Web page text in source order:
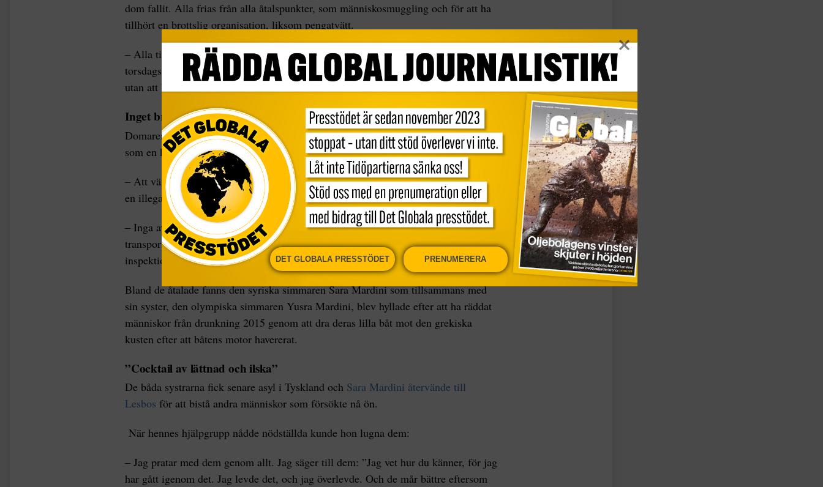
dom fallit. Alla frias från alla åtalspunkter, som människosmuggling och för att ha
tillhört en brottslig organisation, liksom pengatvätt.
– Alla tilltalade frias från åtalen, förklarade domaren Vassilis Papathanassiou i
torsdags, och förklarade att deras uppsåt ”inte var att begå brottsliga handlingar
utan att bistå med humanitär hjälp”,
Inget brottsligt uppsåt
Domaren förklarade att en nätbaserad kommunikationsgrupp ”inte kan betraktas
som en kriminell organisation”:
– Att vänta för att rädda ett mänskligt liv kan inte anses vara ett möjliggörande av
en illegal inresa, sade domaren och fortsatte:
– Inga av de åtalade försökte agera på ett sätt som att tillåta någon av de
transporterade personerna – flyktingar eller andra – att undgå myndigheternas
inspektioner.
Bland de åtalade fanns den syriska simmaren Sara Mardini som tillsammans med
sin syster, den olympiska simmaren Yusra Mardini, blev hyllade efter att ha räddat
människor från drunkning 2015 genom att dra deras lilla båt mot den grekiska
kusten efter att båtens motor havererat.
”Cocktail av lättnad och ilska”
De båda systrarna fick senare asyl i Tyskland och Sara Mardini återvände till
Lesbos för att bistå andra människor som försökte nå ön.
När hennes hjälpgrupp nådde nödställda kunde hon lugna dem:
– Jag pratar med dem genom allt. Jag säger till dem: ”Jag vet hur du känner, för jag
har gått igenom det. Jag levde det, och jag överlevde. Och de mår bättre eftersom
DET GLOBALA PRESSTÖDET PRENUMERERA